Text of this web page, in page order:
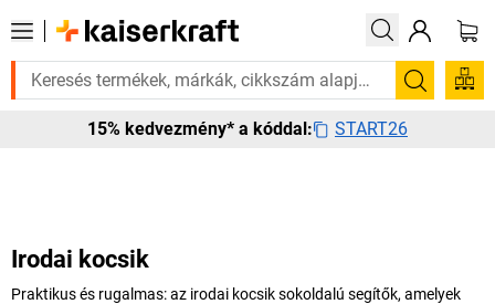
rá? Válogatott bestseller termékeinket 3–4 munkanapon belül
Keresés
15% kedvezmény* a kóddal: START26
Irodai kocsik
Praktikus és rugalmas: az irodai kocsik sokoldalú segítők, amelyek